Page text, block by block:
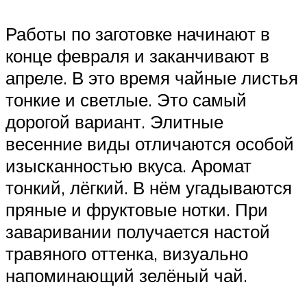
Работы по заготовке начинают в
конце февраля и заканчивают в
апреле. В это время чайные листья
тонкие и светлые. Это самый
дорогой вариант. Элитные
весенние виды отличаются особой
изысканностью вкуса. Аромат
тонкий, лёгкий. В нём угадываются
пряные и фруктовые нотки. При
заваривании получается настой
травяного оттенка, визуально
напоминающий зелёный чай.